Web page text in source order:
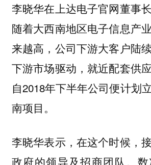
李晓华在上达电子官网董事
随着大西南地区电子信息产
来越高，公司下游大客户陆
下游市场驱动，就近配套供
自2018年下半年公司便计划
南项目。
李晓华表示，在这个时候，
政府的领导及招商团队。数